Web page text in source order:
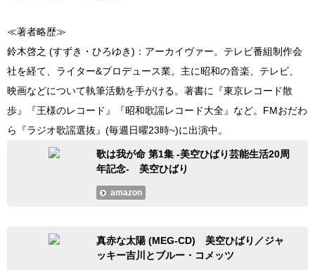
≪著者略歴≫
鈴木啓之 (すずき・ひろゆき)：アーカイヴァー。テレビ番組制作会
社を経て、ライター&プロデュース業。主に昭和の音楽、テレビ、
映画などについて執筆活動を手がける。著書に『東京レコード散
歩』『王様のレコード』『昭和歌謡レコード大全』など。FMおだわ
ら『ラジオ歌謡選抜』(毎週日曜23時~)に出演中。
歌は我が命 第1集 -美空ひばり芸能生活20周
年記念- 美空ひばり
amazon
真赤な太陽 (MEG-CD) 美空ひばり／ジャ
ッキー吉川とブルー・コメッツ